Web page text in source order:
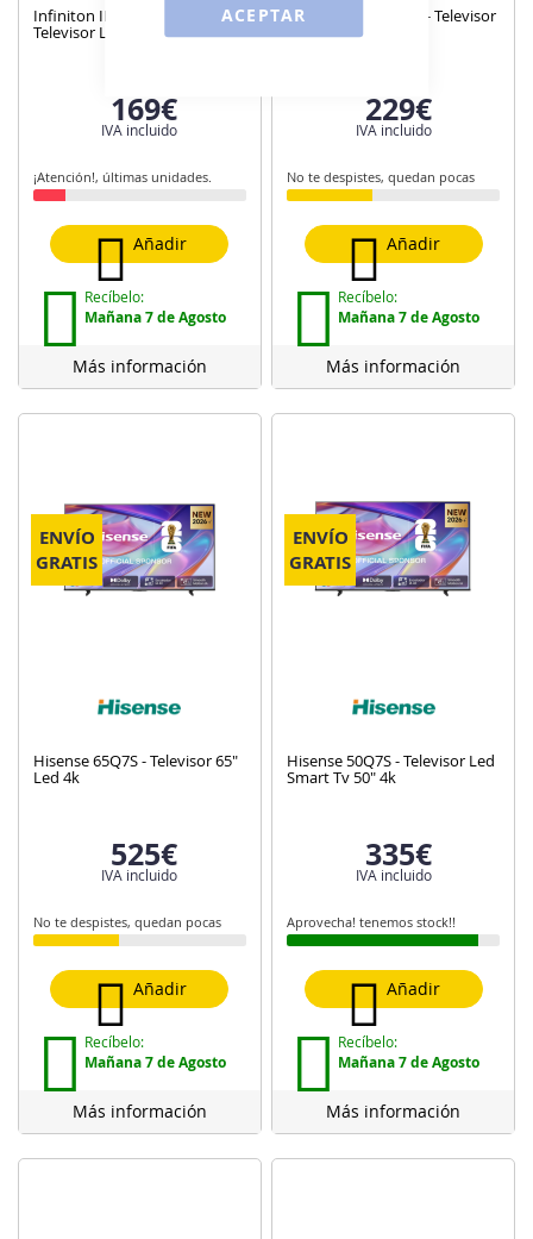
ACEPTAR
Infiniton INTV-24VS590 -
Televisor Led 24" Hd
169€
IVA incluido
¡Atención!, últimas unidades.
Añadir
Recíbelo:
Mañana 7 de Agosto
Más información
Daewoo 43VB56QV - Televisor
43" Qled 4k
229€
IVA incluido
No te despistes, quedan pocas
Añadir
Recíbelo:
Mañana 7 de Agosto
Más información
ENVÍO
GRATIS
Hisense 65Q7S - Televisor 65"
Led 4k
525€
IVA incluido
No te despistes, quedan pocas
Añadir
Recíbelo:
Mañana 7 de Agosto
Más información
ENVÍO
GRATIS
Hisense 50Q7S - Televisor Led
Smart Tv 50" 4k
335€
IVA incluido
Aprovecha! tenemos stock!!
Añadir
Recíbelo:
Mañana 7 de Agosto
Más información